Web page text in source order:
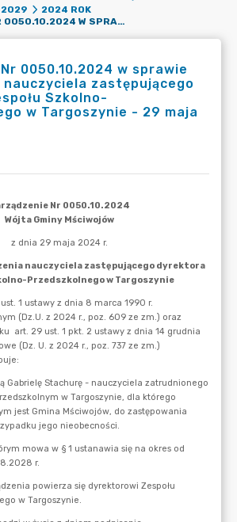
2029
2024 ROK
ZARZĄDZENIE NR 0050.10.2024 W SPRAWIE WYZNACZENIA NAUCZYCIELA ZASTĘPUJĄCEGO DYREKTORA ZESPOŁU SZKOLNO-PRZEDSZKOLNEGO W TARGOSZYNIE - 29 MAJA 2024 R.
0050.10.2024 w sprawie
zastępującego
Szkolno-
w Targoszynie - 29 maja